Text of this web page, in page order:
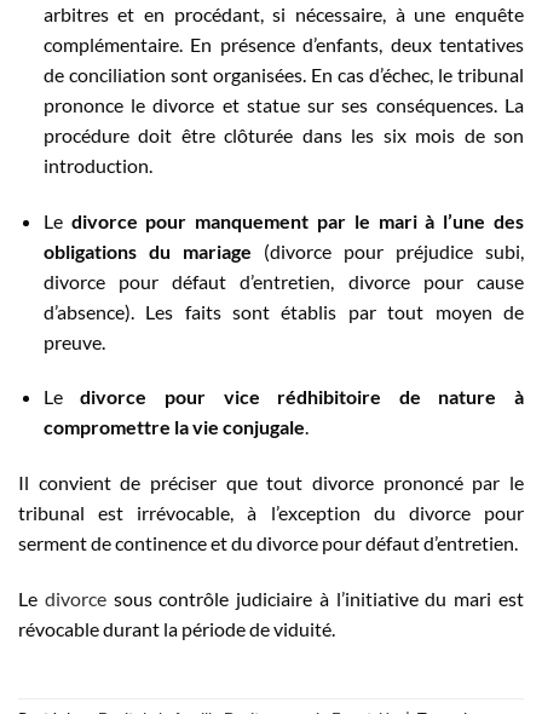
arbitres et en procédant, si nécessaire, à une enquête
complémentaire. En présence d’enfants, deux tentatives
de conciliation sont organisées. En cas d’échec, le tribunal
prononce le divorce et statue sur ses conséquences. La
procédure doit être clôturée dans les six mois de son
introduction.
Le divorce pour manquement par le mari à l’une des
obligations du mariage (divorce pour préjudice subi,
divorce pour défaut d’entretien, divorce pour cause
d’absence). Les faits sont établis par tout moyen de
preuve.
Ledivorce pour vice rédhibitoire de nature à
compromettre la vie conjugale.
Il convient de préciser que tout divorce prononcé par le
tribunal est irrévocable, à l’exception du divorce pour
serment de continence et du divorce pour défaut d’entretien.
Le divorcesous contrôle judiciaire à l’initiative du mari est
révocable durant la période de viduité.